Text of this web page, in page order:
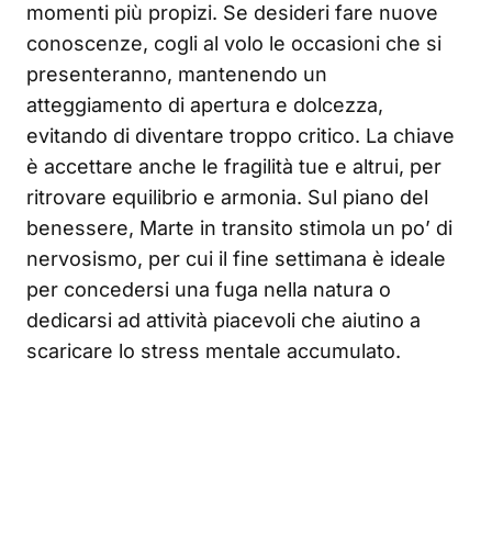
momenti più propizi. Se desideri fare nuove
conoscenze, cogli al volo le occasioni che si
presenteranno, mantenendo un
atteggiamento di apertura e dolcezza,
evitando di diventare troppo critico. La chiave
è accettare anche le fragilità tue e altrui, per
ritrovare equilibrio e armonia. Sul piano del
benessere, Marte in transito stimola un po’ di
nervosismo, per cui il fine settimana è ideale
per concedersi una fuga nella natura o
dedicarsi ad attività piacevoli che aiutino a
scaricare lo stress mentale accumulato.